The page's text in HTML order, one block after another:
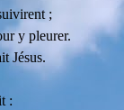
;
y pleurer.
Jésus.
: